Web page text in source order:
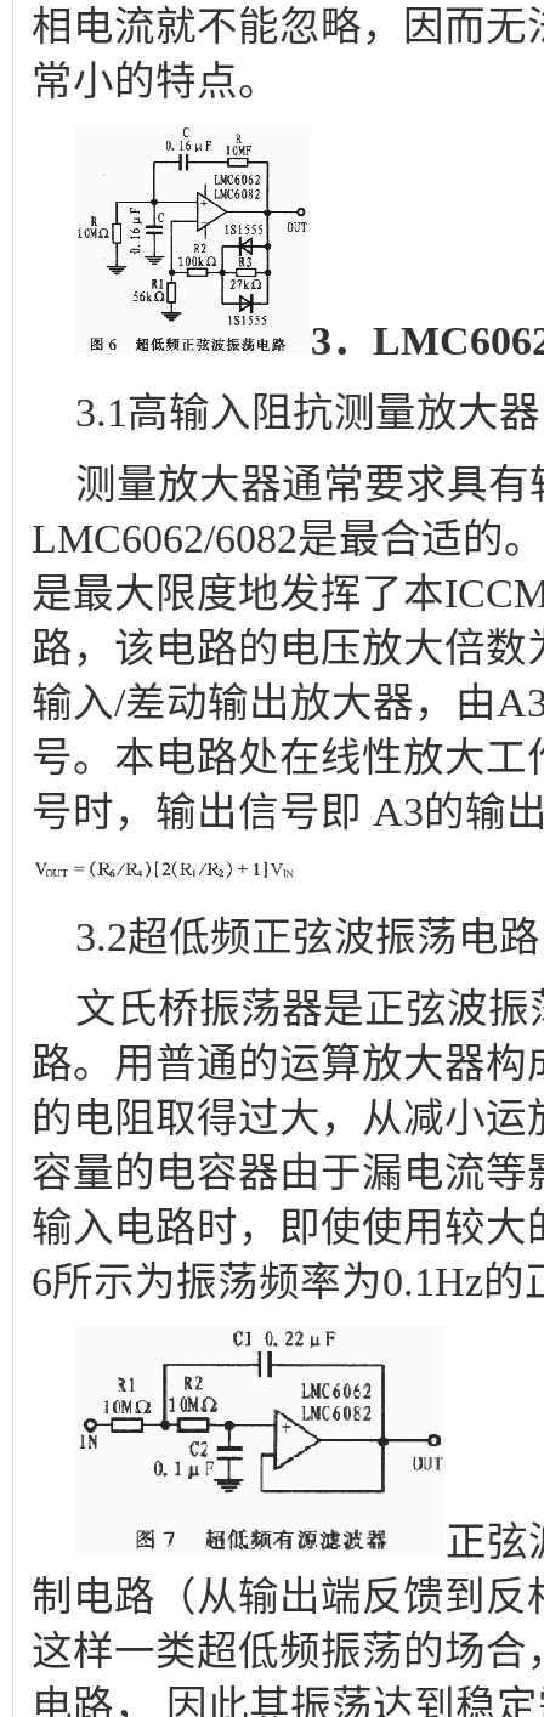
相电流就不能忽略，因而
常小的特点。
3．
3.1高输入阻抗测量放大器
测量放大器通常要求具有
LMC6062/6082是最合适的
是最大限度地发挥了本
路，该电路的电压放大倍
输入/差动输出放大器，由
号。本电路处在线性放大
号时，输出信号即 A3的输
3.2超低频正弦波振荡电路
文氏桥振荡器是正弦波振
路。用普通的运算放大器
的电阻取得过大，从减小
容量的电容器由于漏电流
输入电路时，即使使用较
6所示为振荡频率为0.1Hz
正弦
制电路（从输出端反馈到
这样一类超低频振荡的场
电路， 因此其振荡达到稳